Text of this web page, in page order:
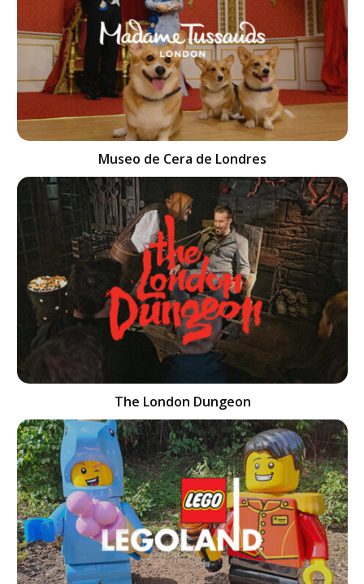
Museo de Cera de Londres
The London Dungeon